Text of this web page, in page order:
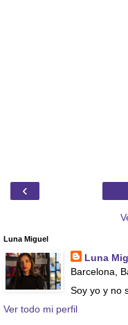
‹
Luna Miguel
Luna
Barcelona,
Soy yo y no
Ver todo mi perfil